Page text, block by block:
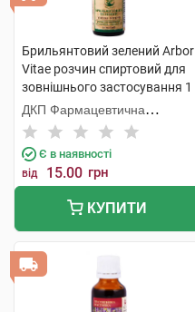
Брильянтовий зелений Arbor
Vitae розчин спиртовий для
зовнішнього застосування 1
% 20 мл 1 флакон
ДКП Фармацевтична
фабрика
Є в наявності
від 15.00 грн
КУПИТИ